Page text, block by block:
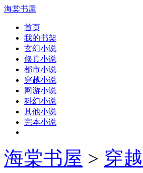
海棠书屋
首页
我的书架
玄幻小说
修真小说
都市小说
穿越小说
网游小说
科幻小说
其他小说
完本小说
海棠书屋 > 穿